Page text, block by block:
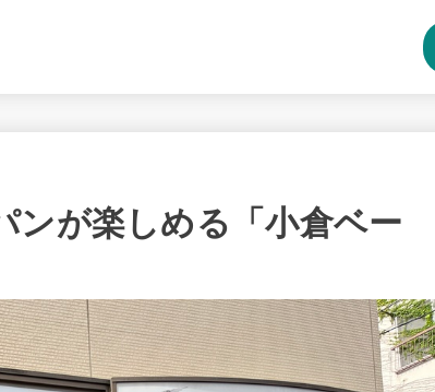
ンが楽しめる「小倉ベー